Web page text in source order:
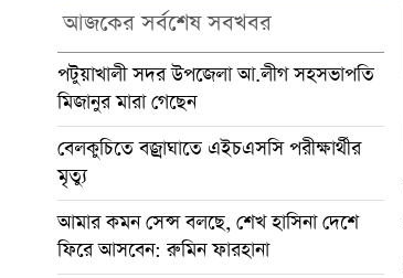
আজকের সর্বশেষ সবখবর
পটুয়াখালী সদর উপজেলা আ.লীগ সহসভাপতি
মিজানুর মারা গেছেন
বেলকুচিতে বজ্রাঘাতে এইচএসসি পরীক্ষার্থীর
মৃত্যু
আমার কমন সেন্স বলছে, শেখ হাসিনা দেশে
ফিরে আসবেন: রুমিন ফারহানা